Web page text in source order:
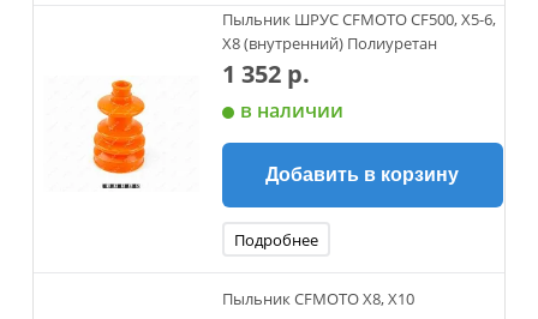
Пыльник ШРУС CFMOTO CF500, X5-6,
X8 (внутренний) Полиуретан
1 352 р.
в наличии
Добавить в корзину
Подробнее
Пыльник CFMOTO X8, X10